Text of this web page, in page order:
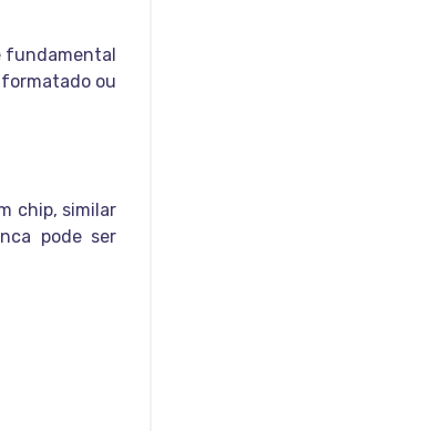
fundamental
ou
chip, similar
pode ser